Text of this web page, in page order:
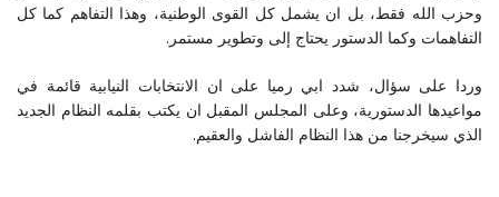
وحزب الله فقط، بل ان يشمل كل القوى الوطنية، وهذا التفاهم كما كل
التفاهمات وكما الدستور يحتاج إلى وتطوير مستمر.
وردا على سؤال، شدد ابي رميا على ان الانتخابات النيابية قائمة في
مواعيدها الدستورية، وعلى المجلس المقبل ان يكتب بقلمه النظام الجديد
الذي سيخرجنا من هذا النظام الفاشل والعقيم.